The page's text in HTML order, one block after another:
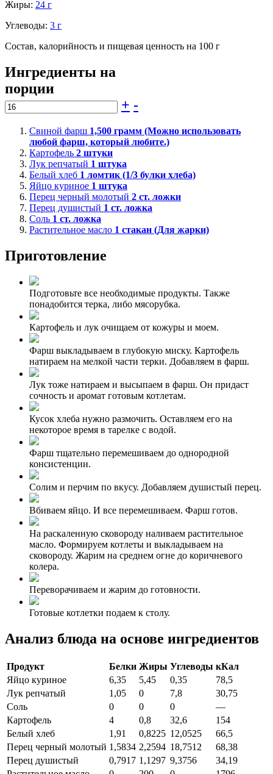
Жиры: 24 г
Углеводы: 3 г
Состав, калорийность и пищевая ценность на 100 г
Ингредиенты на
порции
+ -
Свиной фарш 1,500 грамм (Можно использовать
любой фарш, который любите.)
Картофель 2 штуки
Лук репчатый 1 штука
Белый хлеб 1 ломтик (1/3 булки хлеба)
Яйцо куриное 1 штука
Перец черный молотый 2 ст. ложки
Перец душистый 1 ст. ложка
Соль 1 ст. ложка
Растительное масло 1 стакан (Для жарки)
Приготовление
Подготовьте все необходимые продукты. Также
понадобится терка, либо мясорубка.
Картофель и лук очищаем от кожуры и моем.
Фарш выкладываем в глубокую миску. Картофель
натираем на мелкой части терки. Добавляем в фарш.
Лук тоже натираем и высыпаем в фарш. Он придаст
сочность и аромат готовым котлетам.
Кусок хлеба нужно размочить. Оставляем его на
некоторое время в тарелке с водой.
Фарш тщательно перемешиваем до однородной
консистенции.
Солим и перчим по вкусу. Добавляем душистый перец.
Вбиваем яйцо. И все перемешиваем. Фарш готов.
На раскаленную сковороду наливаем растительное
масло. Формируем котлеты и выкладываем на
сковороду. Жарим на среднем огне до коричневого
колера.
Переворачиваем и жарим до готовности.
Готовые котлетки подаем к столу.
Анализ блюда на основе ингредиентов
Продукт Белки Жиры Углеводы кКал
Яйцо куриное
6,35 5,45 0,35
78,5
Лук репчатый
1,05 0 7,8
30,75
Соль
0 0 0
—
Картофель
4 0,8 32,6
154
Белый хлеб
1,91 0,8225 12,0525
66,5
Перец черный молотый 1,5834 2,2594 18,7512
68,38
Перец душистый
0,7917 1,1297 9,3756
34,19